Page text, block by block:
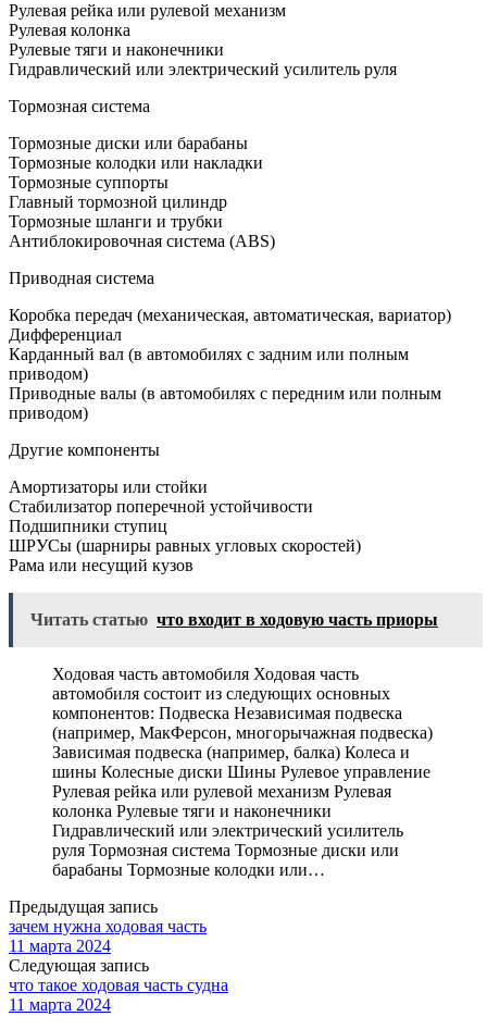
Рулевая рейка или рулевой механизм
Рулевая колонка
Рулевые тяги и наконечники
Гидравлический или электрический усилитель руля
Тормозная система
Тормозные диски или барабаны
Тормозные колодки или накладки
Тормозные суппорты
Главный тормозной цилиндр
Тормозные шланги и трубки
Антиблокировочная система (ABS)
Приводная система
Коробка передач (механическая, автоматическая, вариатор)
Дифференциал
Карданный вал (в автомобилях с задним или полным
приводом)
Приводные валы (в автомобилях с передним или полным
приводом)
Другие компоненты
Амортизаторы или стойки
Стабилизатор поперечной устойчивости
Подшипники ступиц
ШРУСы (шарниры равных угловых скоростей)
Рама или несущий кузов
Читать статью что входит в ходовую часть приоры
Ходовая часть автомобиля Ходовая часть
автомобиля состоит из следующих основных
компонентов: Подвеска Независимая подвеска
(например, МакФерсон, многорычажная подвеска)
Зависимая подвеска (например, балка) Колеса и
шины Колесные диски Шины Рулевое управление
Рулевая рейка или рулевой механизм Рулевая
колонка Рулевые тяги и наконечники
Гидравлический или электрический усилитель
руля Тормозная система Тормозные диски или
барабаны Тормозные колодки или…
Предыдущая запись
зачем нужна ходовая часть
11 марта 2024
Следующая запись
что такое ходовая часть судна
11 марта 2024